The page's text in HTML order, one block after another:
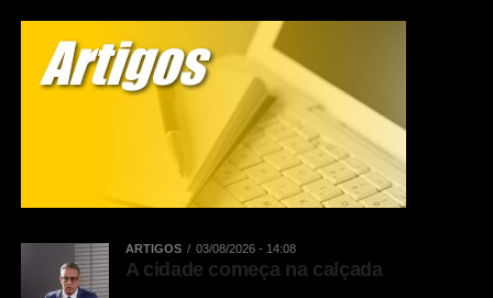
ARTIGOS 03/08/2026 - 14:08
A cidade começa na calçada